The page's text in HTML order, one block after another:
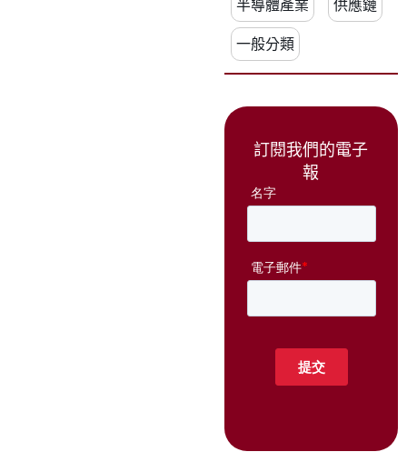
半導體產業 供應鏈
一般分類
訂閱我們的電子
報